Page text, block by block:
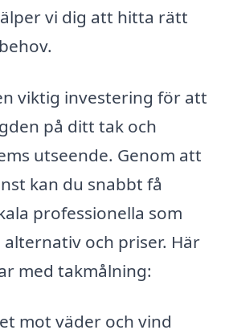
vi dig att hitta rätt
viktig investering för att
på ditt tak och
utseende. Genom att
kan du snabbt få
professionella som
och priser. Här
med takmålning:
mot väder och vind